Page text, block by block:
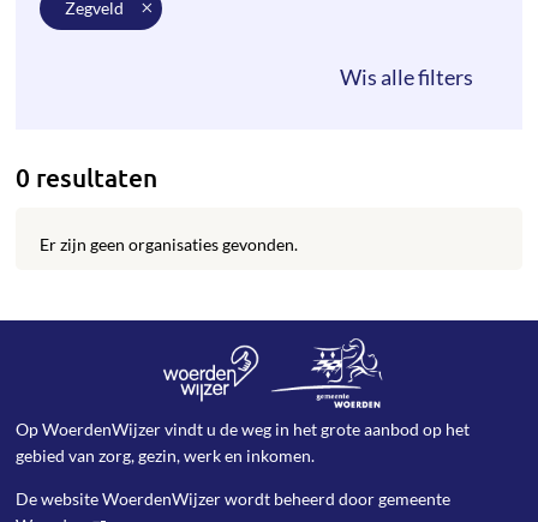
zegveld
0 resultaten
Er zijn geen organisaties gevonden.
Op WoerdenWijzer vindt u de weg in het grote aanbod op het
gebied van zorg, gezin, werk en inkomen.
De website WoerdenWijzer wordt beheerd doorgemeente